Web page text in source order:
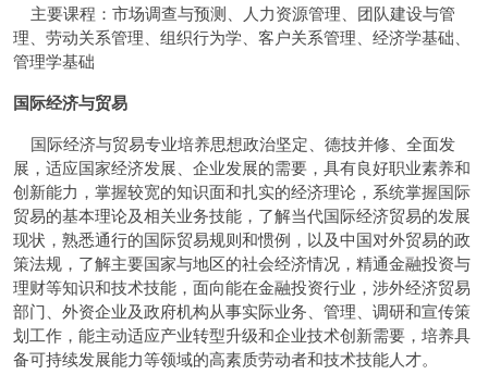
主要课程：市场调查与预测、人力资源管理、团队建设与管
理、劳动关系管理、组织行为学、客户关系管理、经济学基础、
管理学基础
国际经济与贸易
国际经济与贸易专业培养思想政治坚定、德技并修、全面发
展，适应国家经济发展、企业发展的需要，具有良好职业素养和
创新能力，掌握较宽的知识面和扎实的经济理论，系统掌握国际
贸易的基本理论及相关业务技能，了解当代国际经济贸易的发展
现状，熟悉通行的国际贸易规则和惯例，以及中国对外贸易的政
策法规，了解主要国家与地区的社会经济情况，精通金融投资与
理财等知识和技术技能，面向能在金融投资行业，涉外经济贸易
部门、外资企业及政府机构从事实际业务、管理、调研和宣传策
划工作，能主动适应产业转型升级和企业技术创新需要，培养具
备可持续发展能力等领域的高素质劳动者和技术技能人才。